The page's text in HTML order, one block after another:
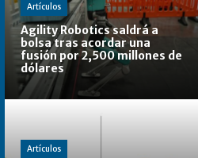
Artículos
Agility Robotics saldrá a
bolsa tras acordar una
fusión por 2,500 millones de
dólares
Artículos